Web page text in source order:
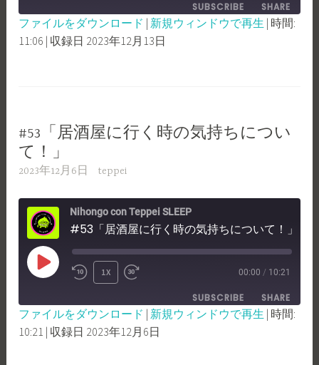
10
SECONDS
FORWARD
30
SUBSCRIBE SHARE
SHARE
ファイルをダウンロード | 新規ウィンドウで再生 | 時間:
11:06 | 収録日 2023年12月13日
#53「居酒屋に行く時の気持ちについ
て！」
2023年12月6日 teppei
Nihongo con Teppei SLEEP
#53「居酒屋に行く時の気持ちについて！」
PLAY
REWIND
10
SECONDS
1X
FAST
FORWARD
30
00:00 / 10:21
SUBSCRIBE SHARE
SHARE
ファイルをダウンロード | 新規ウィンドウで再生 | 時間:
10:21 | 収録日 2023年12月6日